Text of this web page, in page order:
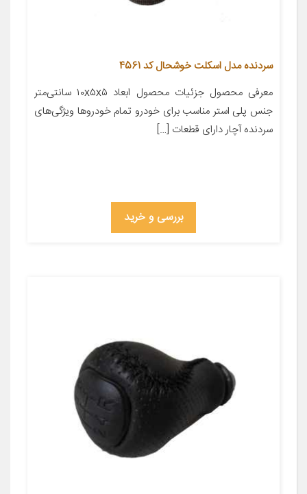
سردنده مدل اسکلت خوشحال کد 4561
معرفی محصول جزئیات محصول ابعاد ۱۰x۵x۵ سانتی‌متر
جنس پلی استر مناسب برای خودرو تمام خودروها ویژگی‌های
سردنده آچار دارای قطعات […]
بررسی و خرید